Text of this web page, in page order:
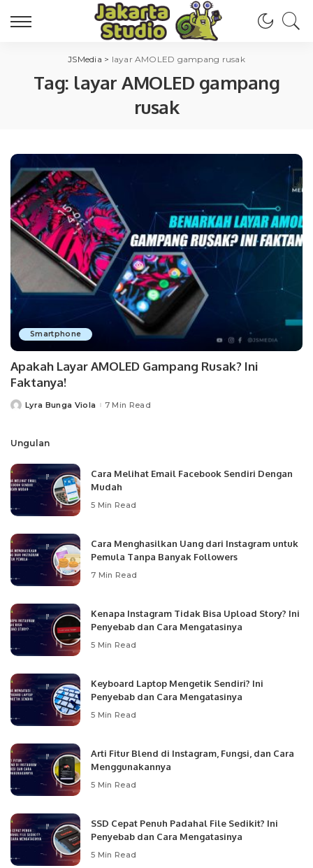
JSMedia > layar AMOLED gampang rusak
Tag: layar AMOLED gampang
rusak
Smartphone
Apakah Layar AMOLED Gampang Rusak? Ini
Faktanya!
PostedLyra Bunga Viola 7 Min Read
Ungulan
Cara Melihat Email Facebook Sendiri Dengan
Mudah
5 Min Read
Cara Menghasilkan Uang dari Instagram untuk
Pemula Tanpa Banyak Followers
7 Min Read
Kenapa Instagram Tidak Bisa Upload Story? Ini
Penyebab dan Cara Mengatasinya
5 Min Read
Keyboard Laptop Mengetik Sendiri? Ini
Penyebab dan Cara Mengatasinya
5 Min Read
Arti Fitur Blend di Instagram, Fungsi, dan Cara
Menggunakannya
5 Min Read
SSD Cepat Penuh Padahal File Sedikit? Ini
Penyebab dan Cara Mengatasinya
5 Min Read